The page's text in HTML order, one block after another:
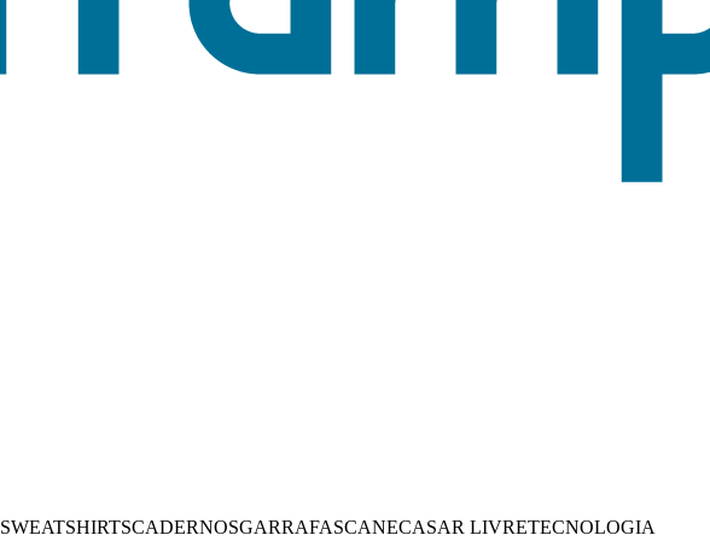
SWEATSHIRTSCADERNOSGARRAFASCANECASAR LIVRETECNOLOGIA